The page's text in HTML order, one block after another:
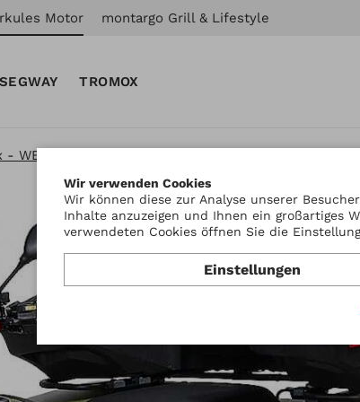
Motor montargo Grill & Lifestyle
SEGWAY TROMOX
- WES
Wir verwenden Cookies
Wir können diese zur Analyse unserer
Inhalte anzuzeigen und Ihnen ein großartiges
verwendeten Cookies öffnen Sie die
Einstellungen